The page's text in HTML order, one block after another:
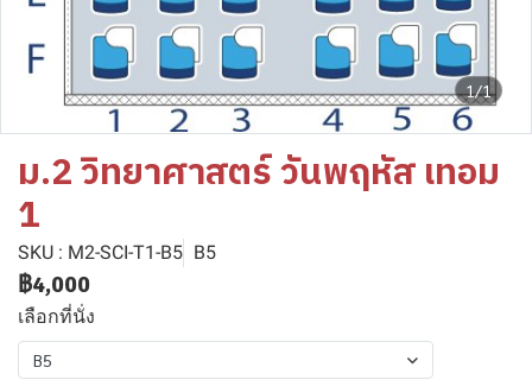
1/1
ม.2 วิทยาศาสตร์ วันพฤหัส เทอม
1
SKU : M2-SCI-T1-B5 B5
฿4,000
เลือกที่นั่ง
B5